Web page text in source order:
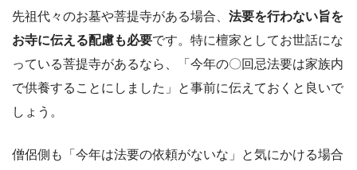
先祖代々のお墓や菩提寺がある場合、 法要を行わない旨を
お寺に伝える配慮も必要です。特に檀家としてお世話にな
っている菩提寺があるなら、「今年の〇回忌法要は家族内
で供養することにしました」と事前に伝えておくと良いで
しょう。
僧侶側も「今年は法要の依頼がないな」と気にかける場合